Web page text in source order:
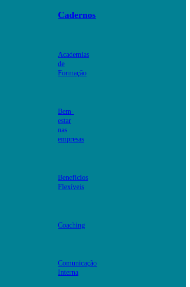
Cadernos
Academias
de
Formação
Bem-
estar
nas
empresas
Benefícios
Flexíveis
Coaching
Comunicação
Interna